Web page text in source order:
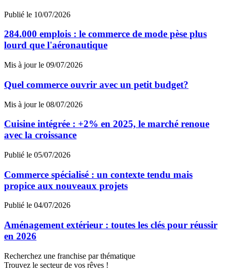
Publié le 10/07/2026
284.000 emplois : le commerce de mode pèse plus
lourd que l'aéronautique
Mis à jour le 09/07/2026
Quel commerce ouvrir avec un petit budget?
Mis à jour le 08/07/2026
Cuisine intégrée : +2% en 2025, le marché renoue
avec la croissance
Publié le 05/07/2026
Commerce spécialisé : un contexte tendu mais
propice aux nouveaux projets
Publié le 04/07/2026
Aménagement extérieur : toutes les clés pour réussir
en 2026
Recherchez une franchise par thématique
Trouvez le secteur de vos rêves !